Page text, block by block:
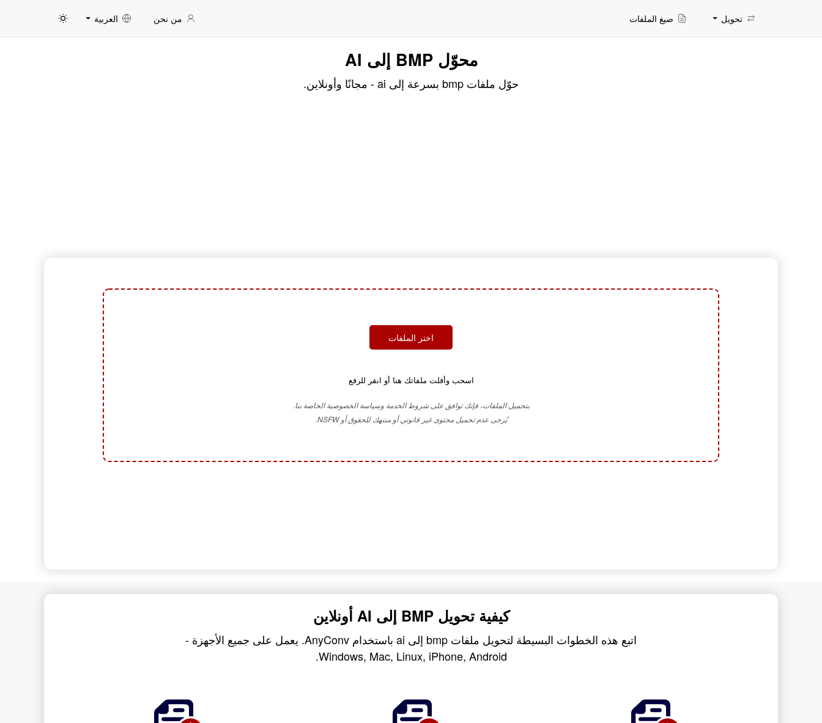
تحويل صيغ الملفات من نحن العربية
محوّل BMP إلى AI
حوّل ملفات bmp بسرعة إلى ai - مجانًا وأونلاين.
اختر الملفات
اسحب وأفلت ملفاتك هنا أو انقر للرفع
بتحميل الملفات، فإنك توافق على شروط الخدمة وسياسة الخصوصية الخاصة بنا.
يُرجى عدم تحميل محتوى غير قانوني أو منتهك للحقوق أو NSFW.
كيفية تحويل BMP إلى AI أونلاين
اتبع هذه الخطوات البسيطة لتحويل ملفات bmp إلى ai باستخدام AnyConv. يعمل على جميع الأجهزة -
Windows, Mac, Linux, iPhone, Android.